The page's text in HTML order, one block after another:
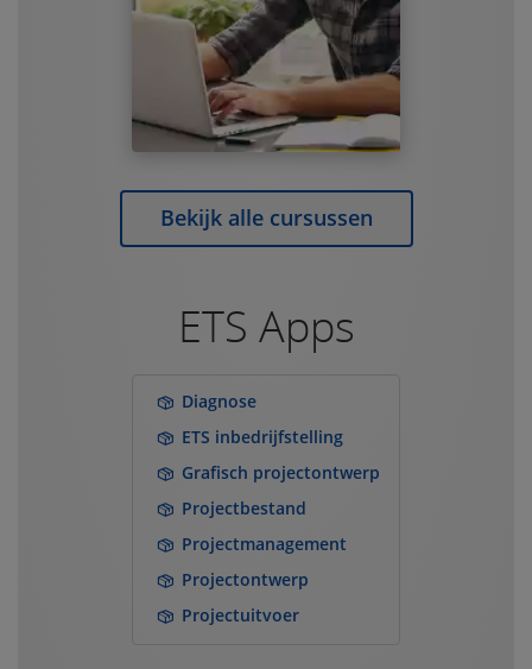
Bekijk alle cursussen
ETS Apps
Diagnose
ETS inbedrijfstelling
Grafisch projectontwerp
Projectbestand
Projectmanagement
Projectontwerp
Projectuitvoer